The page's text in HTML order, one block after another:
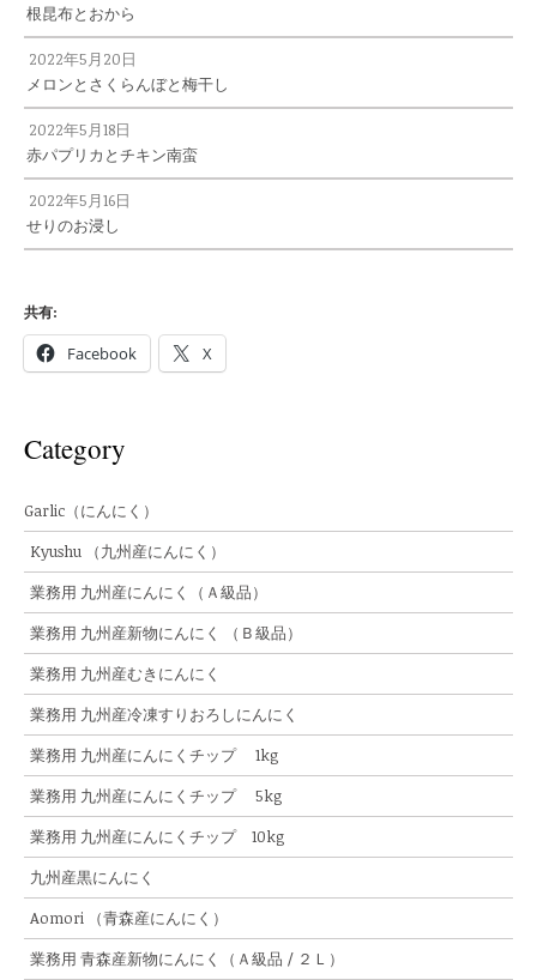
根昆布とおから
2022年5月20日
メロンとさくらんぼと梅干し
2022年5月18日
赤パプリカとチキン南蛮
2022年5月16日
せりのお浸し
共有:
Facebook X
Category
Garlic（にんにく）
Kyushu （九州産にんにく）
業務用 九州産にんにく（Ａ級品）
業務用 九州産新物にんにく （Ｂ級品）
業務用 九州産むきにんにく
業務用 九州産冷凍すりおろしにんにく
業務用 九州産にんにくチップ 1kg
業務用 九州産にんにくチップ 5kg
業務用 九州産にんにくチップ 10kg
九州産黒にんにく
Aomori （青森産にんにく）
業務用 青森産新物にんにく（Ａ級品 / ２Ｌ）